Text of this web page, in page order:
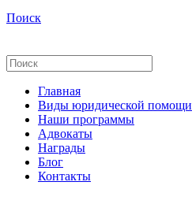
Поиск
Главная
Виды юридической помощи
Наши программы
Адвокаты
Награды
Блог
Контакты